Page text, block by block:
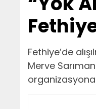
Fethiye’de
Merve